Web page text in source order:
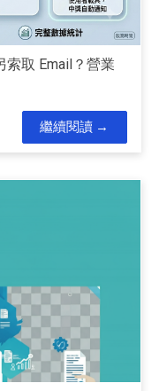
取 Email？營業
繼續閱讀